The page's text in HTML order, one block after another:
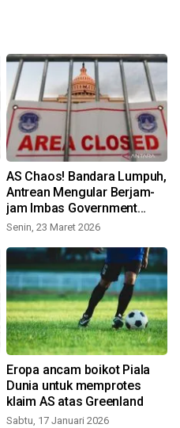
AS Chaos! Bandara Lumpuh,
Antrean Mengular Berjam-
jam Imbas Government
Shutdown
Senin, 23 Maret 2026
Eropa ancam boikot Piala
Dunia untuk memprotes
klaim AS atas Greenland
Sabtu, 17 Januari 2026